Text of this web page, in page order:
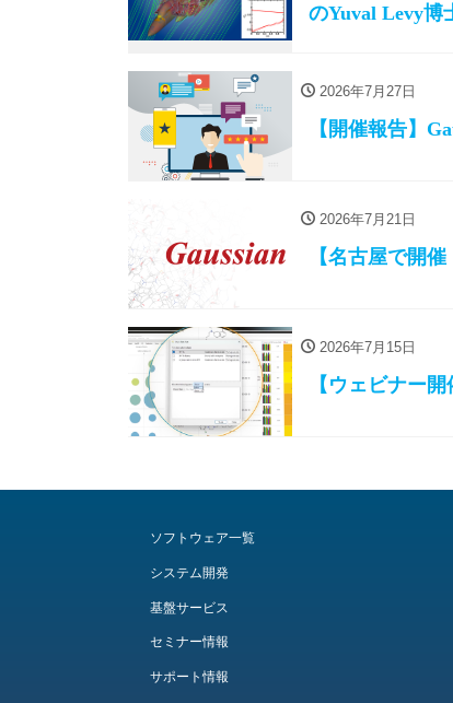
のYuval Levy博
2026年7月27日
【開催報告】
2026年7月21日
【名古屋で開
2026年7月15日
【ウェビナー
ソフトウェア一覧
システム開発
基盤サービス
セミナー情報
サポート情報